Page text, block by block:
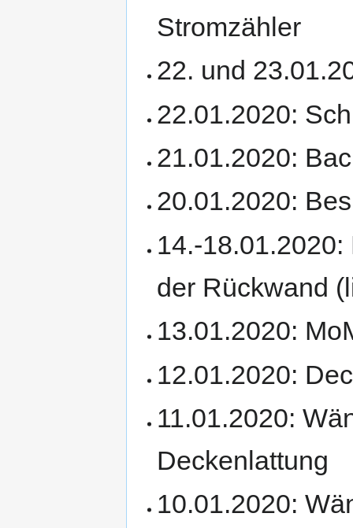
Stromzähler
22. und
22.01.2020:
21.01.2020:
20.01.2020:
14.-
der Rückwand
13.01.2020:
12.01.2020:
11.01.2020:
Deckenlattung
10.01.2020: